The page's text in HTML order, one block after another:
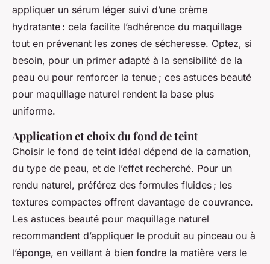
appliquer un sérum léger suivi d’une crème
hydratante : cela facilite l’adhérence du maquillage
tout en prévenant les zones de sécheresse. Optez, si
besoin, pour un primer adapté à la sensibilité de la
peau ou pour renforcer la tenue ; ces astuces beauté
pour maquillage naturel rendent la base plus
uniforme.
Application et choix du fond de teint
Choisir le fond de teint idéal dépend de la carnation,
du type de peau, et de l’effet recherché. Pour un
rendu naturel, préférez des formules fluides ; les
textures compactes offrent davantage de couvrance.
Les astuces beauté pour maquillage naturel
recommandent d’appliquer le produit au pinceau ou à
l’éponge, en veillant à bien fondre la matière vers le